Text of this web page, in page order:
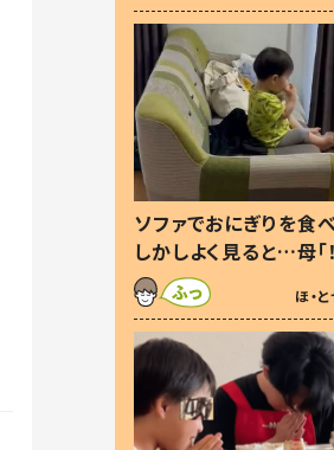
ソファでおにぎりを食
しかしよく見ると…母「
察した母の投稿に「可
す！」「現行犯〜」
ほ・